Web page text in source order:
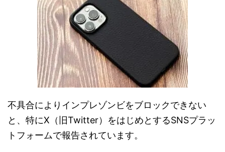
不具合によりインプレゾンビをブロックできない
と、特にX（旧Twitter）をはじめとするSNSプラッ
トフォームで報告されています。